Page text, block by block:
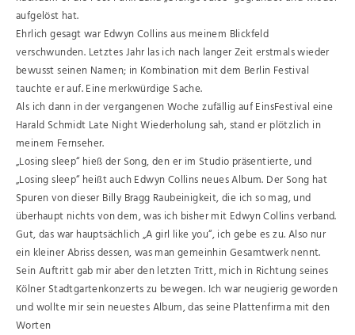
aufgelöst hat.
Ehrlich gesagt war Edwyn Collins aus meinem Blickfeld
verschwunden. Letztes Jahr las ich nach langer Zeit erstmals wieder
bewusst seinen Namen; in Kombination mit dem Berlin Festival
tauchte er auf. Eine merkwürdige Sache.
Als ich dann in der vergangenen Woche zufällig auf EinsFestival eine
Harald Schmidt Late Night Wiederholung sah, stand er plötzlich in
meinem Fernseher.
„Losing sleep“ hieß der Song, den er im Studio präsentierte, und
„Losing sleep“ heißt auch Edwyn Collins neues Album. Der Song hat
Spuren von dieser Billy Bragg Raubeinigkeit, die ich so mag, und
überhaupt nichts von dem, was ich bisher mit Edwyn Collins verband.
Gut, das war hauptsächlich „A girl like you“, ich gebe es zu. Also nur
ein kleiner Abriss dessen, was man gemeinhin Gesamtwerk nennt.
Sein Auftritt gab mir aber den letzten Tritt, mich in Richtung seines
Kölner Stadtgartenkonzerts zu bewegen. Ich war neugierig geworden
und wollte mir sein neuestes Album, das seine Plattenfirma mit den
Worten